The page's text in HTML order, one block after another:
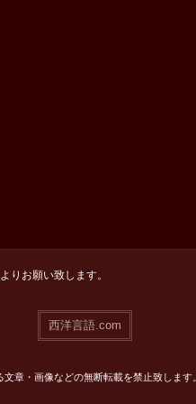
よりお願い致します。
西洋言語.com
章・画像などの無断転載を禁止致します